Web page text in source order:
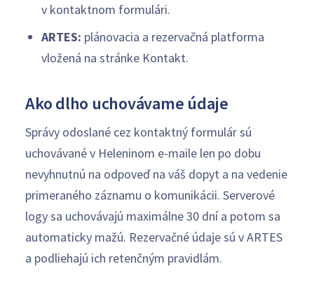
v kontaktnom formulári.
ARTES: plánovacia a rezervačná platforma
vložená na stránke Kontakt.
Ako dlho uchovávame údaje
Správy odoslané cez kontaktný formulár sú
uchovávané v Heleninom e-maile len po dobu
nevyhnutnú na odpoveď na váš dopyt a na vedenie
primeraného záznamu o komunikácii. Serverové
logy sa uchovávajú maximálne 30 dní a potom sa
automaticky mažú. Rezervačné údaje sú v ARTES
a podliehajú ich retenčným pravidlám.